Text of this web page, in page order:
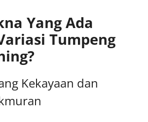
Yang Ada
Tumpeng
Kekayaan dan